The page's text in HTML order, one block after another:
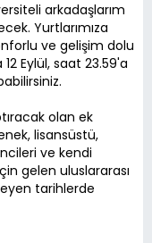
arkadaşlarım
Yurtlarımıza
ve gelişim dolu
Eylül, saat 23.59'a
olan ek
lisansüstü,
ve kendi
gelen uluslararası
tarihlerde